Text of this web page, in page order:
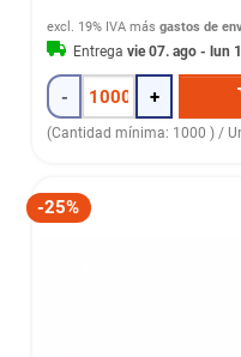
excl. 19% IVA másgastos de
Entregavie 07. ago - lun
- +
(Cantidad mínima: 1000 ) /
-25%